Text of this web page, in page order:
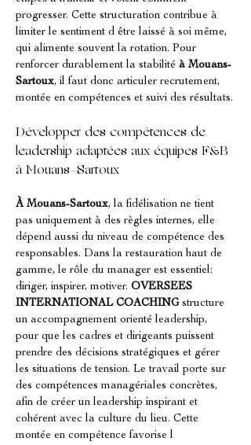
progresser. Cette structuration contribue à
limiter le sentiment d être laissé à soi même,
qui alimente souvent la rotation. Pour
renforcer durablement la stabilité à Mouans-
Sartoux, il faut donc articuler recrutement,
montée en compétences et suivi des résultats.
Développer des compétences de
leadership adaptées aux équipes F&B
à Mouans-Sartoux
À Mouans-Sartoux, la fidélisation ne tient
pas uniquement à des règles internes, elle
dépend aussi du niveau de compétence des
responsables. Dans la restauration haut de
gamme, le rôle du manager est essentiel:
diriger, inspirer, motiver. OVERSEES
INTERNATIONAL COACHING structure
un accompagnement orienté leadership,
pour que les cadres et dirigeants puissent
prendre des décisions stratégiques et gérer
les situations de tension. Le travail porte sur
des compétences managériales concrètes,
afin de créer un leadership inspirant et
cohérent avec la culture du lieu. Cette
montée en compétence favorise l